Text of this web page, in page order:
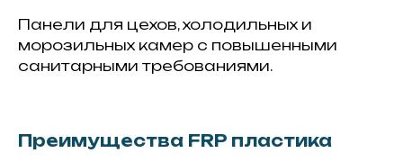
Панели для цехов, холодильных и
морозильных камер с повышенными
санитарными требованиями.
Преимущества FRP пластика